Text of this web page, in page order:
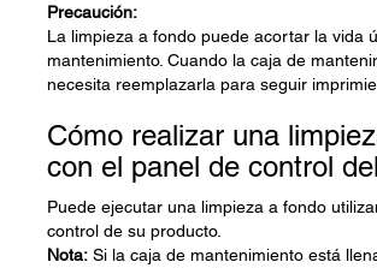
Precaución:
La limpieza a fondo puede acortar la vida
mantenimiento. Cuando la caja de
necesita reemplazarla para seguir
Cómo realizar una
con el panel de control
Puede ejecutar una limpieza a fondo
control de su producto.
Nota: Si la caja de mantenimiento está